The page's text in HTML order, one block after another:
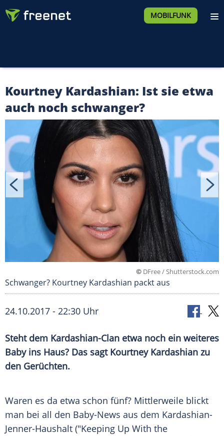
MOBILFUNK
Kourtney Kardashian: Ist sie etwa
auch noch schwanger?
© DFree / Shutterstock.com
Schwanger? Kourtney Kardashian packt aus
24.10.2017 - 22:30 Uhr
Steht dem Kardashian-Clan etwa noch ein weiteres
Baby ins Haus? Das sagt Kourtney Kardashian zu
den Gerüchten.
Waren es da etwa schon fünf? Mittlerweile blickt
man bei all den Baby-News aus dem Kardashian-
Jenner-Haushalt ("Keeping Up With the